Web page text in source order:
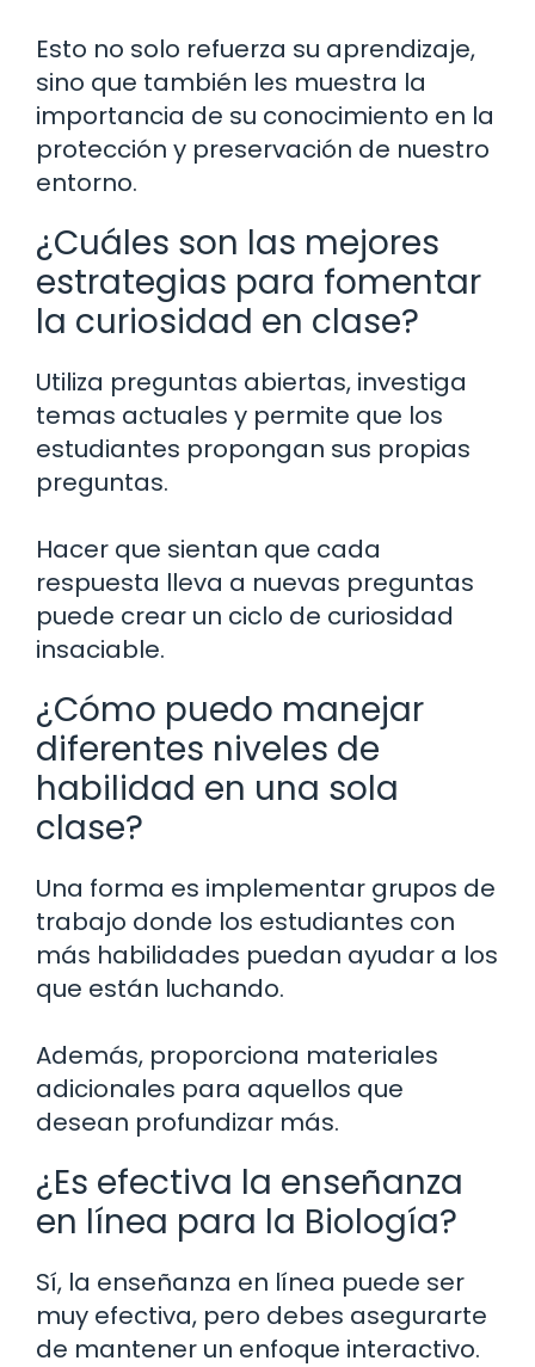
Esto no solo refuerza su aprendizaje,
sino que también les muestra la
importancia de su conocimiento en la
protección y preservación de nuestro
entorno.
¿Cuáles son las mejores
estrategias para fomentar
la curiosidad en clase?
Utiliza preguntas abiertas, investiga
temas actuales y permite que los
estudiantes propongan sus propias
preguntas.
Hacer que sientan que cada
respuesta lleva a nuevas preguntas
puede crear un ciclo de curiosidad
insaciable.
¿Cómo puedo manejar
diferentes niveles de
habilidad en una sola
clase?
Una forma es implementar grupos de
trabajo donde los estudiantes con
más habilidades puedan ayudar a los
que están luchando.
Además, proporciona materiales
adicionales para aquellos que
desean profundizar más.
¿Es efectiva la enseñanza
en línea para la Biología?
Sí, la enseñanza en línea puede ser
muy efectiva, pero debes asegurarte
de mantener un enfoque interactivo.